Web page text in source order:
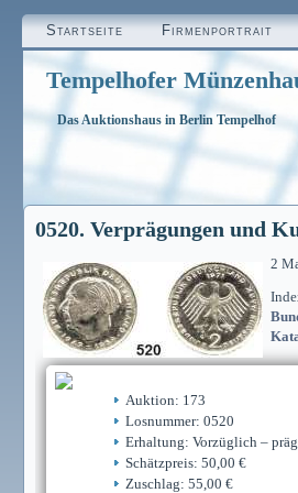
Startseite Firmenportrait
Tempelhofer
Das Auktionshaus in Berlin Tempelhof
0520. Verprägungen und
2
Auktion: 173
Losnummer: 0520
Erhaltung: Vorzüglich –
Schätzpreis: 50,00 €
Zuschlag: 55,00 €